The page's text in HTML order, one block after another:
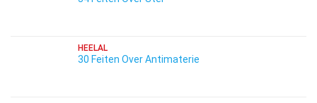
HEELAL
30 Feiten Over Antimaterie